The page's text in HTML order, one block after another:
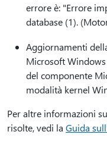
errore è: "Errore
database (1).
Aggiornamenti
Microsoft
del componente
modalità kernel
Per altre informazioni
risolte, vedi la Guida